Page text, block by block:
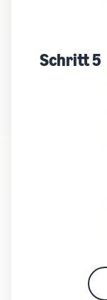
Schritt 5